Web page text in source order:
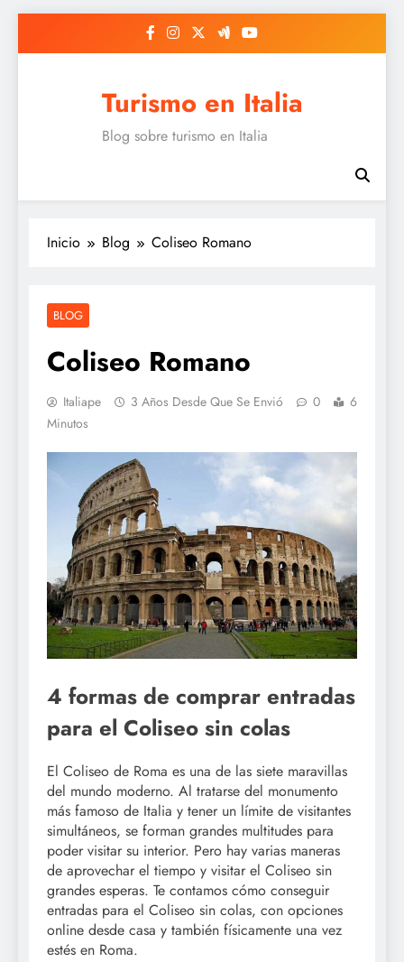
Turismo en Italia
Blog sobre turismo en Italia
Inicio Blog Coliseo Romano
BLOG
Coliseo Romano
Italiape 3 Años Desde Que Se Envió 0
6
Minutos
4 formas de comprar entradas
para el Coliseo sin colas
El Coliseo de Roma es una de las siete maravillas
del mundo moderno. Al tratarse del monumento
más famoso de Italia y tener un límite de visitantes
simultáneos, se forman grandes multitudes para
poder visitar su interior. Pero hay varias maneras
de aprovechar el tiempo y visitar el Coliseo sin
grandes esperas. Te contamos cómo conseguir
entradas para el Coliseo sin colas, con opciones
online desde casa y también físicamente una vez
estés en Roma.